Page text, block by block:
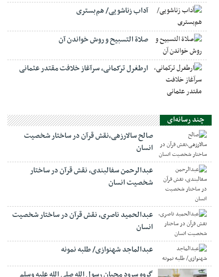
آداب زناشویی/ هم‌بستری
صلاة التسبيح و روش خواندن آن
ارطغرل ترکمانی، سرآغاز خلافت مقتدر عثمانی
چند رسانه‌ای
صالح سالارزهی،‌نقش قرآن در ساختار شخصیت
انسان
عبدالرحمن سفالبندی، نقش قرآن در ساختار
شخصیت انسان
عبدالحمید ناصری، نقش قرآن در ساختار شخصیت
انسان
عبدالماجد شهنوازی/ طلبه نمونه